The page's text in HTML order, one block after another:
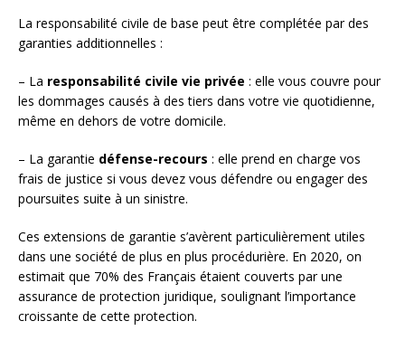
La responsabilité civile de base peut être complétée par des
garanties additionnelles :
– La responsabilité civile vie privée : elle vous couvre pour
les dommages causés à des tiers dans votre vie quotidienne,
même en dehors de votre domicile.
– La garantie défense-recours : elle prend en charge vos
frais de justice si vous devez vous défendre ou engager des
poursuites suite à un sinistre.
Ces extensions de garantie s’avèrent particulièrement utiles
dans une société de plus en plus procédurière. En 2020, on
estimait que 70% des Français étaient couverts par une
assurance de protection juridique, soulignant l’importance
croissante de cette protection.